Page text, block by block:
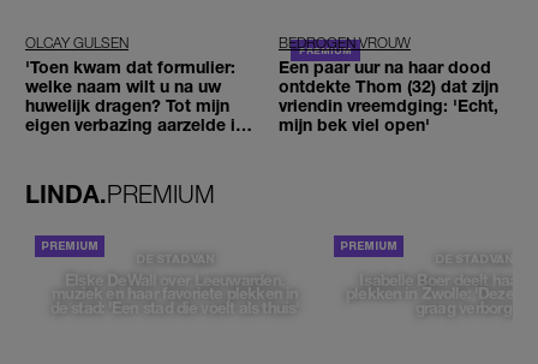
OLCAY GULSEN
'Toen kwam dat formulier:
welke naam wilt u na uw
huwelijk dragen? Tot mijn
eigen verbazing aarzelde ik
BEDROGEN VROUW
Een paar uur na haar dood
ontdekte Thom (32) dat zijn
vriendin vreemdging: 'Echt,
mijn bek viel open'
LINDA.PREMIUM
DE STAD VAN
Elske DeWall over Leeuwarden,
muziek en haar favoriete plekken in
de stad: 'Een stad die voelt als thuis'
DE STAD VAN
Isabelle Boer deelt haar
plekken in Zwolle: 'Deze
graag verborgen'